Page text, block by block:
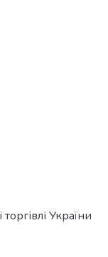
України